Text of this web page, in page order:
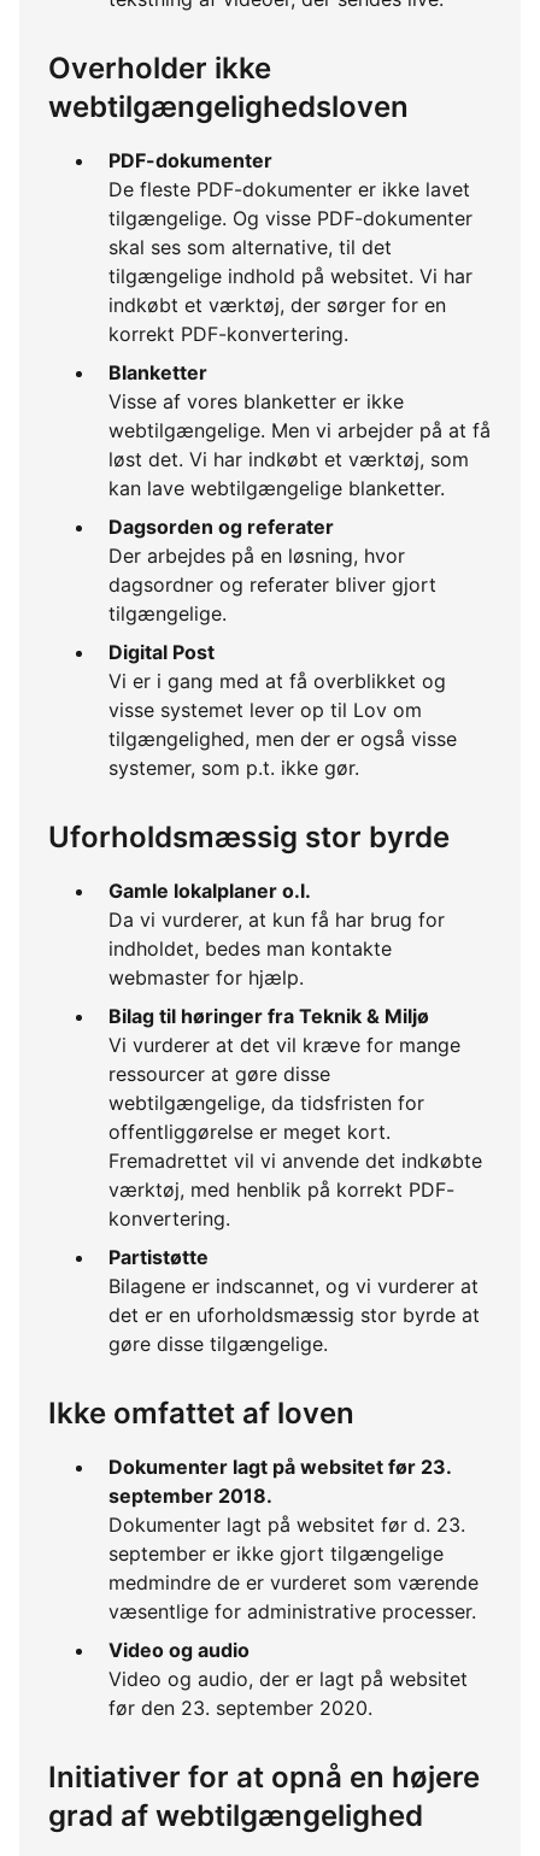
Overholder ikke
webtilgængelighedsloven
PDF-dokumenter
De fleste PDF-dokumenter er ikke lavet
tilgængelige. Og visse PDF-dokumenter
skal ses som alternative, til det
tilgængelige indhold på websitet. Vi har
indkøbt et værktøj, der sørger for en
korrekt PDF-konvertering.
Blanketter
Visse af vores blanketter er ikke
webtilgængelige. Men vi arbejder på at få
løst det. Vi har indkøbt et værktøj, som
kan lave webtilgængelige blanketter.
Dagsorden og referater
Der arbejdes på en løsning, hvor
dagsordner og referater bliver gjort
tilgængelige.
Digital Post
Vi er i gang med at få overblikket og
visse systemet lever op til Lov om
tilgængelighed, men der er også visse
systemer, som p.t. ikke gør.
Uforholdsmæssig stor byrde
Gamle lokalplaner o.l.
Da vi vurderer, at kun få har brug for
indholdet, bedes man kontakte
webmaster for hjælp.
Bilag til høringer fra Teknik & Miljø
Vi vurderer at det vil kræve for mange
ressourcer at gøre disse
webtilgængelige, da tidsfristen for
offentliggørelse er meget kort.
Fremadrettet vil vi anvende det indkøbte
værktøj, med henblik på korrekt PDF-
konvertering.
Partistøtte
Bilagene er indscannet, og vi vurderer at
det er en uforholdsmæssig stor byrde at
gøre disse tilgængelige.
Ikke omfattet af loven
Dokumenter lagt på websitet før 23.
september 2018.
Dokumenter lagt på websitet før d. 23.
september er ikke gjort tilgængelige
medmindre de er vurderet som værende
væsentlige for administrative processer.
Video og audio
Video og audio, der er lagt på websitet
før den 23. september 2020.
Initiativer for at opnå en højere
grad af webtilgængelighed